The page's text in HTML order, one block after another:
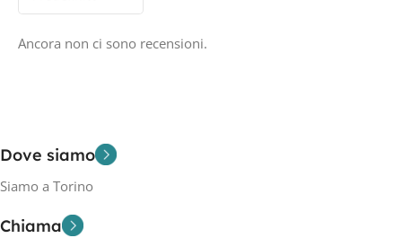
Ancora non ci sono recensioni.
Dove siamo
Siamo a Torino
Chiama